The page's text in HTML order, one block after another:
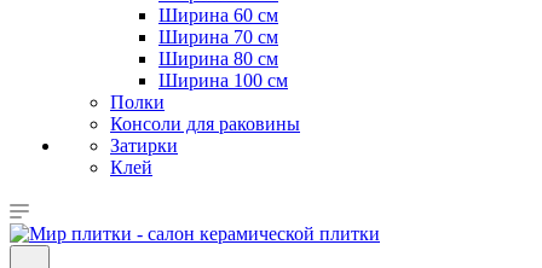
Ширина 60 см
Ширина 70 см
Ширина 80 см
Ширина 100 см
Полки
Консоли для раковины
Затирки
Клей